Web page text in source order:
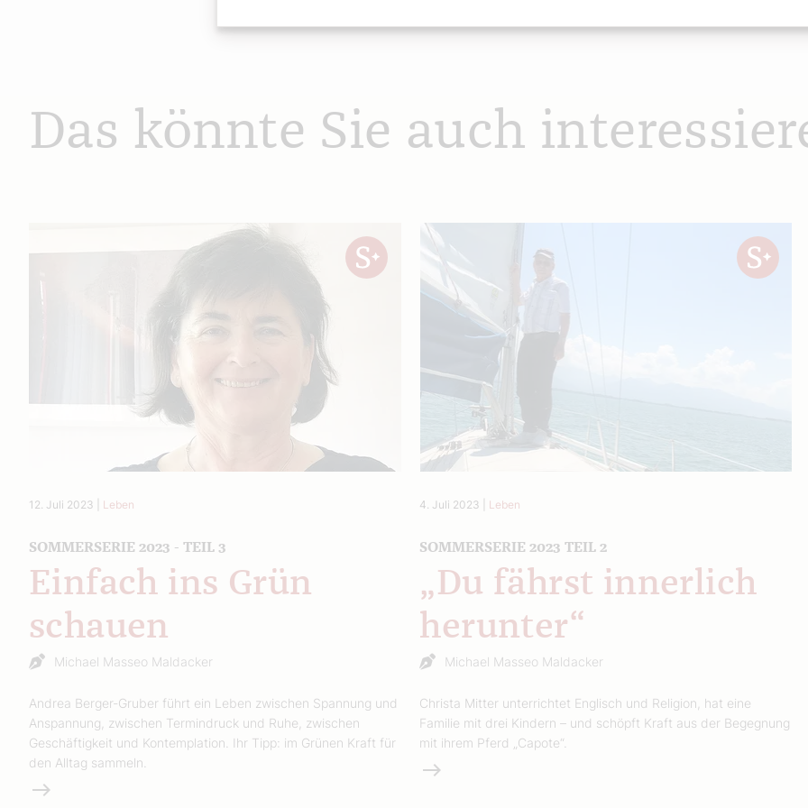
Das könnte Sie auch
12. Juli 2023 Leben
SOMMERSERIE 2023 - TEIL 3
Einfach ins Grün
schauen
Michael Masseo Maldacker
Andrea Berger-Gruber führt ein Leben zwischen Spannung und
Anspannung, zwischen Termindruck und Ruhe, zwischen
Geschäftigkeit und Kontemplation. Ihr Tipp: im Grünen Kraft für
den Alltag sammeln.
Weiterlesen
4. Juli 2023 Leben
SOMMERSERIE 2023 TEIL 2
„Du fährst innerlich
herunter“
Michael Masseo Maldacker
Christa Mitter unterrichtet Englisch und Religion, hat eine
Familie mit drei Kindern – und schöpft Kraft aus der Begegnung
mit ihrem Pferd „Capote“.
Weiterlesen